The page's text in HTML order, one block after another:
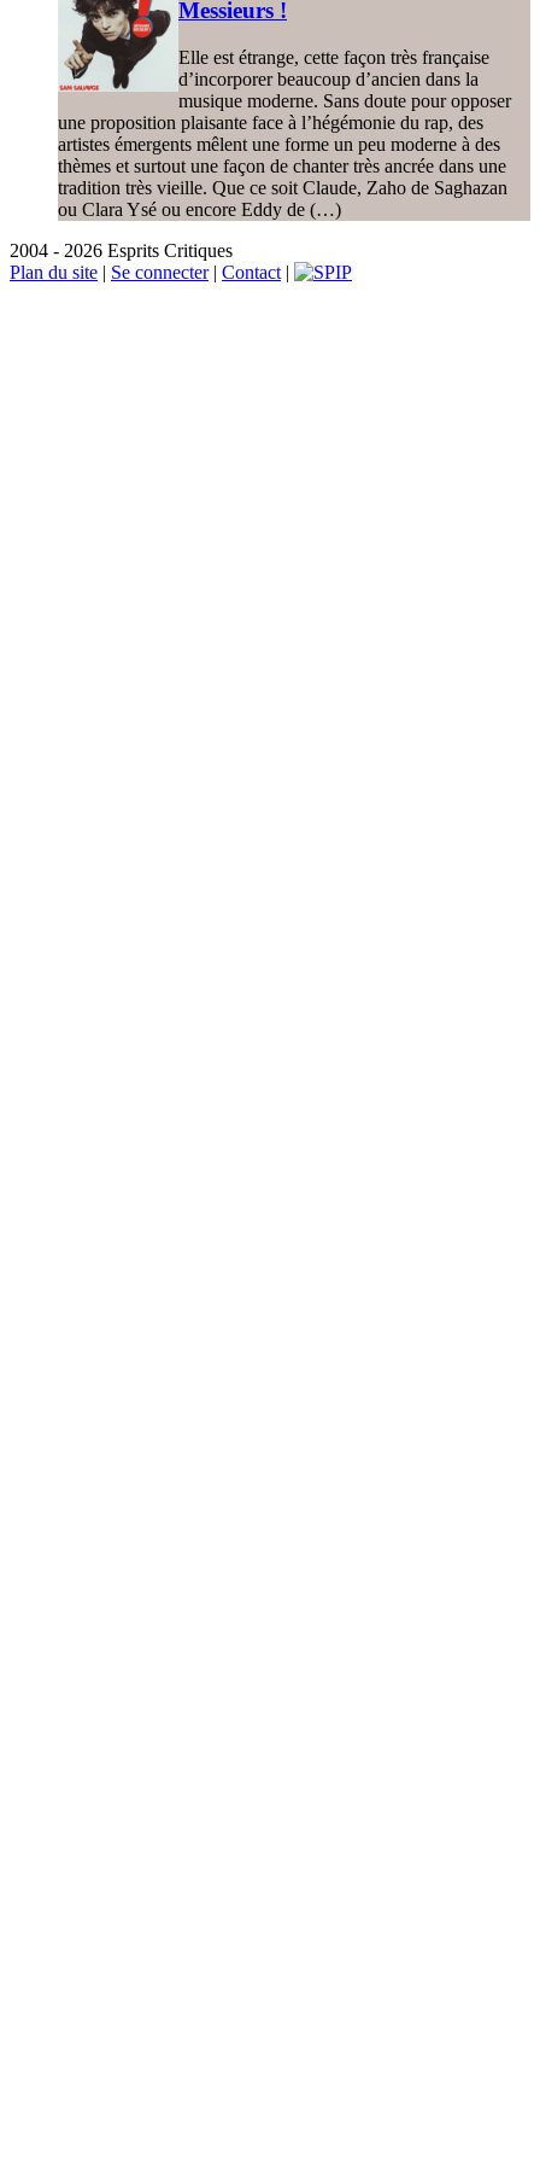
Messieurs !
Elle est étrange, cette façon très française
d’incorporer beaucoup d’ancien dans la
musique moderne. Sans doute pour opposer
une proposition plaisante face à l’hégémonie du rap, des
artistes émergents mêlent une forme un peu moderne à des
thèmes et surtout une façon de chanter très ancrée dans une
tradition très vieille. Que ce soit Claude, Zaho de Saghazan
ou Clara Ysé ou encore Eddy de (…)
2004 - 2026 Esprits Critiques
Plan du site | Se connecter| Contact |